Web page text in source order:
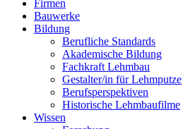
Firmen
Bauwerke
Bildung
Berufliche Standards
Akademische Bildung
Fachkraft Lehmbau
Gestalter/in für Lehmputze
Berufsperspektiven
Historische Lehmbaufilme
Wissen